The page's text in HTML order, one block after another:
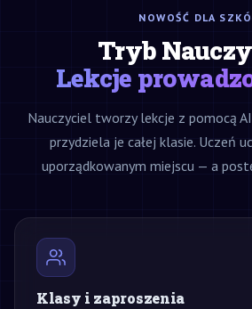
NOWOŚĆ DLA
Tryb
Lekcje
Nauczyciel tworzy lekcje z pomocą
przydziela je całej klasie. Uczeń
uporządkowanym miejscu — a
Klasy i zaproszenia